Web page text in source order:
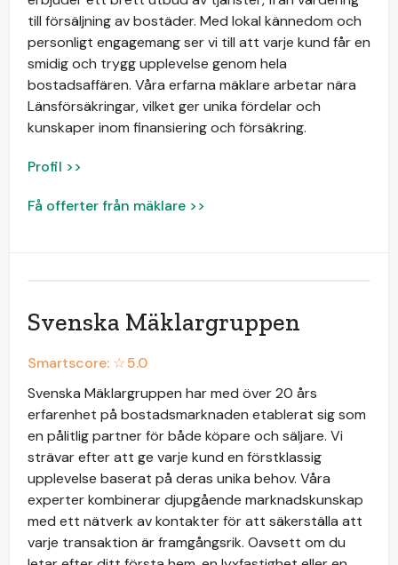
till försäljning av bostäder. Med lokal kännedom och
personligt engagemang ser vi till att varje kund får en
smidig och trygg upplevelse genom hela
bostadsaffären. Våra erfarna mäklare arbetar nära
Länsförsäkringar, vilket ger unika fördelar och
kunskaper inom finansiering och försäkring.
Profil >>
Få offerter från mäklare >>
Svenska Mäklargruppen
Smartscore: ☆5.0
Svenska Mäklargruppen har med över 20 års
erfarenhet på bostadsmarknaden etablerat sig som
en pålitlig partner för både köpare och säljare. Vi
strävar efter att ge varje kund en förstklassig
upplevelse baserat på deras unika behov. Våra
experter kombinerar djupgående marknadskunskap
med ett nätverk av kontakter för att säkerställa att
varje transaktion är framgångsrik. Oavsett om du